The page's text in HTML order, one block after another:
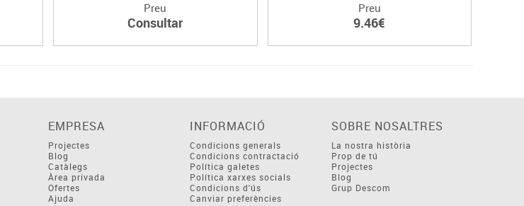
Preu
Consultar
Preu
9.46€
EMPRESA
Projectes
Blog
Catàlegs
Àrea privada
Ofertes
Ajuda
INFORMACIÓ
Condicions generals
Condicions contractació
Política galetes
Política xarxes socials
Condicions d'ús
Canviar preferències
SOBRE NOSALTRES
La nostra història
Prop de tú
Projectes
Blog
Grup Descom